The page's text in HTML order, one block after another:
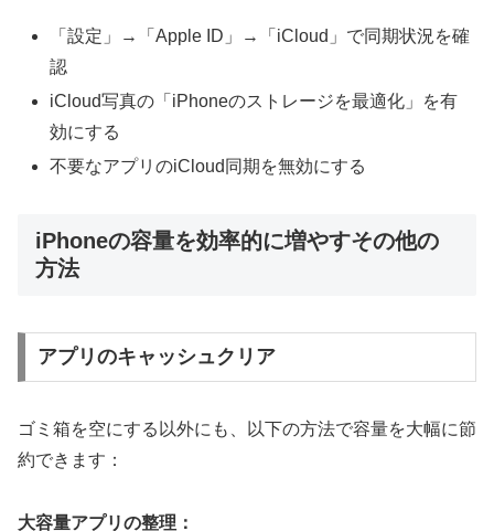
「設定」→「Apple ID」→「iCloud」で同期状況を確
認
iCloud写真の「iPhoneのストレージを最適化」を有
効にする
不要なアプリのiCloud同期を無効にする
iPhoneの容量を効率的に増やすその他の
方法
アプリのキャッシュクリア
ゴミ箱を空にする以外にも、以下の方法で容量を大幅に節
約できます：
大容量アプリの整理：